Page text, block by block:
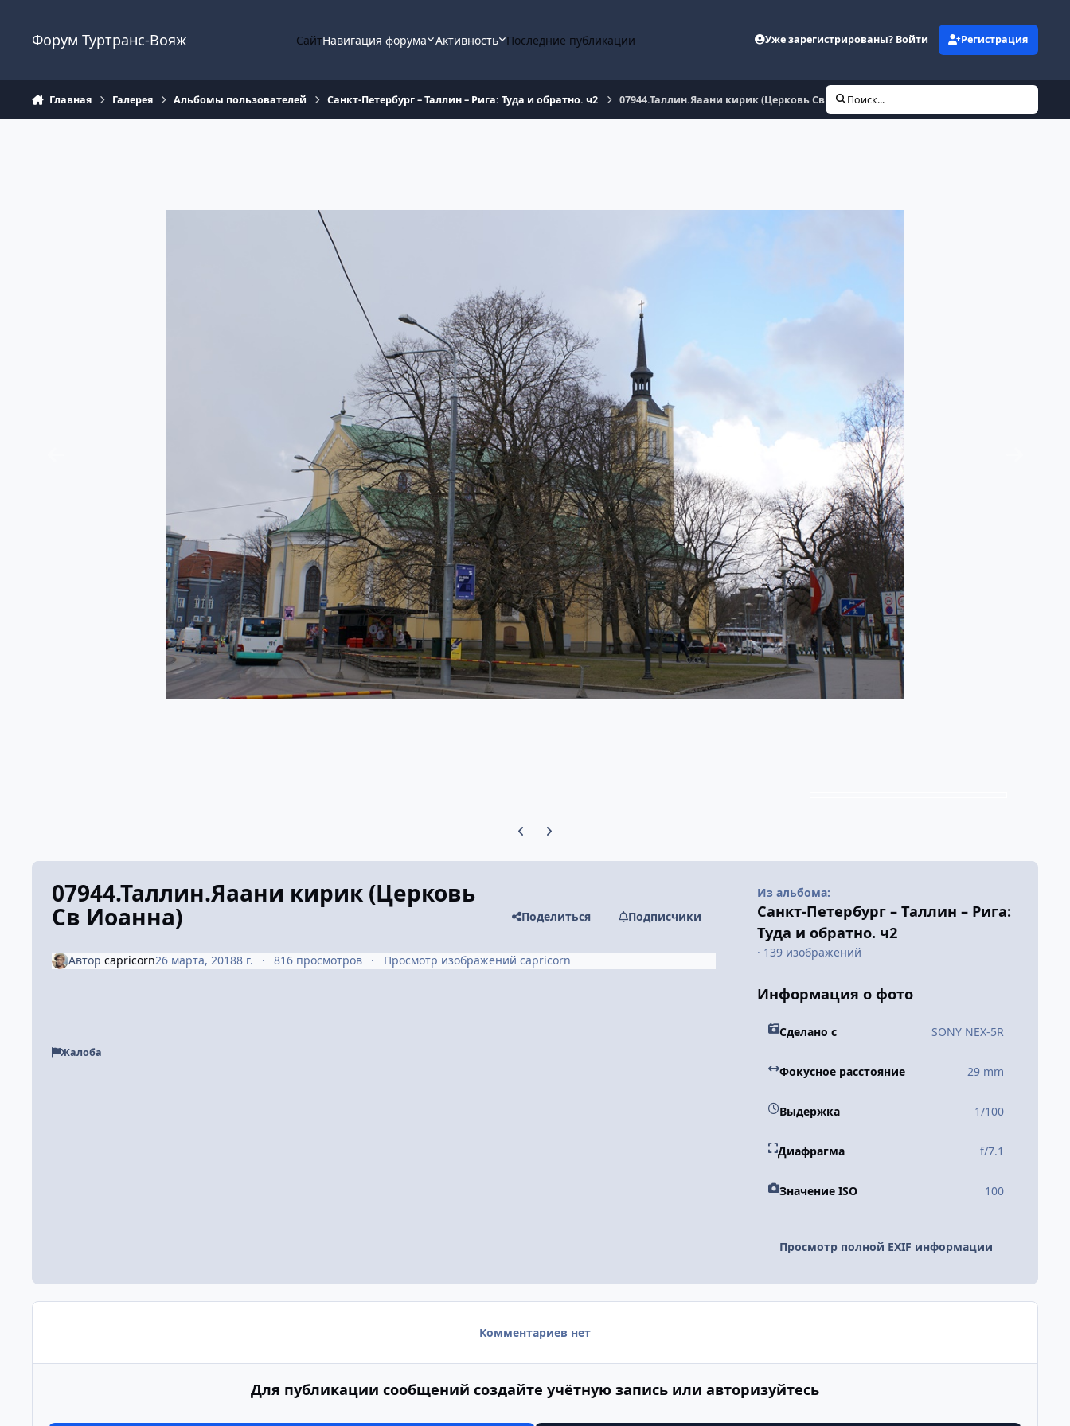
Форум Туртранс-Вояж СайтНавигация форума Активность Последние публикации Уже зарегистрированы? Войти Регистрация
Главная Галерея Альбомы пользователей Санкт-Петербург – Таллин – Рига: Туда и обратно. ч2 07944.Таллин.Яаани кирик (Церковь Св Иоанна)
Поиск...
Предыдущий слайд карусели
Следующий слайд карусели
07944.Таллин.Яаани кирик (Церковь
Св Иоанна) Поделиться Подписчики
Автор capricorn26 марта, 20188 г. 816 просмотров Просмотр изображений capricorn
Жалоба
Из альбома:
Санкт-Петербург – Таллин – Рига:
Туда и обратно. ч2
· 139 изображений
Информация о фото
Сделано с SONY NEX-5R
Фокусное расстояние 29 mm
Выдержка 1/100
Диафрагма f/7.1
Значение ISO 100
Просмотр полной EXIF информации
Комментариев нет
Для публикации сообщений создайте учётную запись или авторизуйтесь